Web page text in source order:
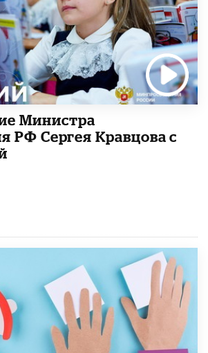
Министра
РФ Сергея Кравцова с